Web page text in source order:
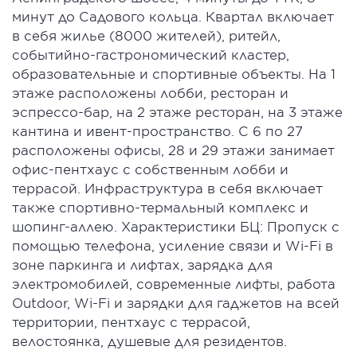
минут до Садового кольца. Квартал включает
в себя жилье (8000 жителей), ритейл,
событийно-гастрономический кластер,
образовательные и спортивные объекты. На 1
этаже расположены лобби, ресторан и
эспрессо-бар, на 2 этаже ресторан, на 3 этаже
кантина и ивент-пространство. С 6 по 27
расположены офисы, 28 и 29 этажи занимает
офис-пентхаус с собственным лобби и
террасой. Инфраструктура в себя включает
также спортивно-термальный комплекс и
шопинг-аллею. Характеристики БЦ: Пропуск с
помощью телефона, усиление связи и Wi-Fi в
зоне паркинга и лифтах, зарядка для
электромобилей, современные лифты, работа
Outdoor, Wi-Fi и зарядки для гаджетов на всей
территории, пентхаус с террасой,
велостоянка, душевые для резидентов.